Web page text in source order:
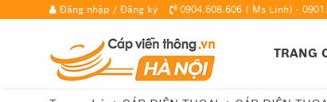
Đăng nhập / Đăng ký 0904.608.606 ( Ms Linh) -
TRANG